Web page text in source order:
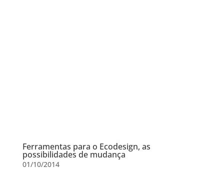
Ferramentas para o Ecodesign, as
possibilidades de mudança
01/10/2014